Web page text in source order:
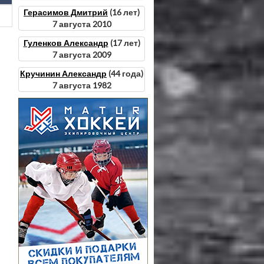
Герасимов Дмитрий (16 лет)
7 августа 2010
Гуленков Александр (17 лет)
7 августа 2009
Кручинин Александр (44 года)
7 августа 1982